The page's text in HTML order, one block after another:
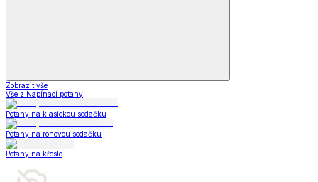
Zobrazit vše
Vše z Napínací potahy
Potahy na klasickou sedačku
Potahy na rohovou sedačku
Potahy na křeslo